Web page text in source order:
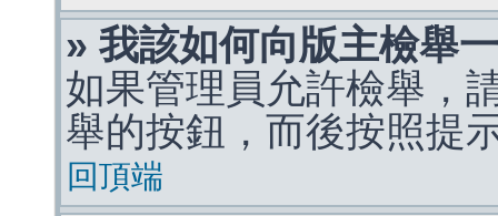
» 我該如何向版主檢舉
如果管理員允許檢舉，
舉的按鈕，而後按照提
回頂端